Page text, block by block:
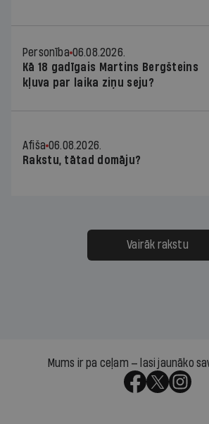
Personība 06.08.2026.
Kā 18 gadīgais Martins Bergšteins
kļuva par laika ziņu seju?
Afiša 06.08.2026.
Rakstu, tātad domāju?
Vairāk rakstu
Mums ir pa ceļam — lasi jaunāko